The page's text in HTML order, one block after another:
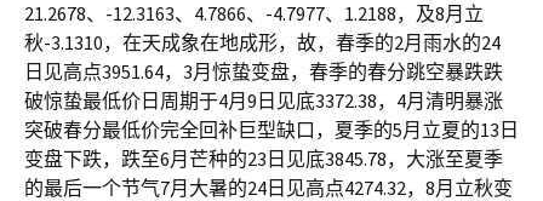
21.2678、-12.3163、4.7866、-4.7977、1.2188，及8月立
秋-3.1310，在天成象在地成形，故，春季的2月雨水的24
日见高点3951.64，3月惊蛰变盘，春季的春分跳空暴跌跌
破惊蛰最低价日周期于4月9日见底3372.38，4月清明暴涨
突破春分最低价完全回补巨型缺口，夏季的5月立夏的13日
变盘下跌，跌至6月芒种的23日见底3845.78，大涨至夏季
的最后一个节气7月大暑的24日见高点4274.32，8月立秋变